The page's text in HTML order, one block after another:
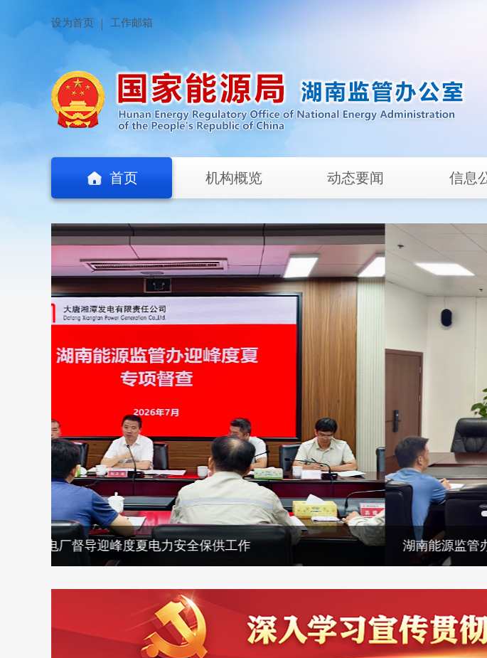
设为首页 工作邮箱
首页 机构概览 动态要闻 信息
湖南能源监管办召开“坚守正确政绩观 筑牢青年廉洁线”专题警示教育会